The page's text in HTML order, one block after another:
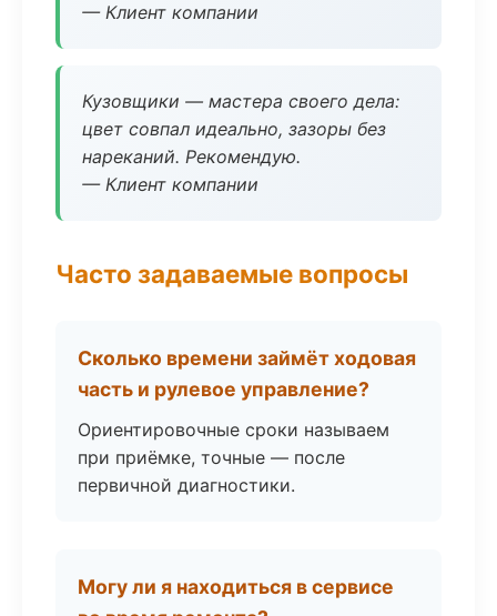
— Клиент компании
Кузовщики — мастера своего дела:
цвет совпал идеально, зазоры без
нареканий. Рекомендую.
— Клиент компании
Часто задаваемые вопросы
Сколько времени займёт ходовая
часть и рулевое управление?
Ориентировочные сроки называем
при приёмке, точные — после
первичной диагностики.
Могу ли я находиться в сервисе